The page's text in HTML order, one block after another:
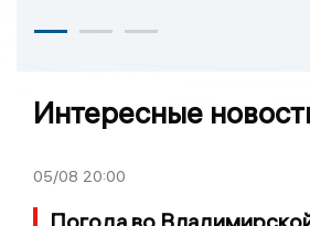
Интересные
05/08 20:00